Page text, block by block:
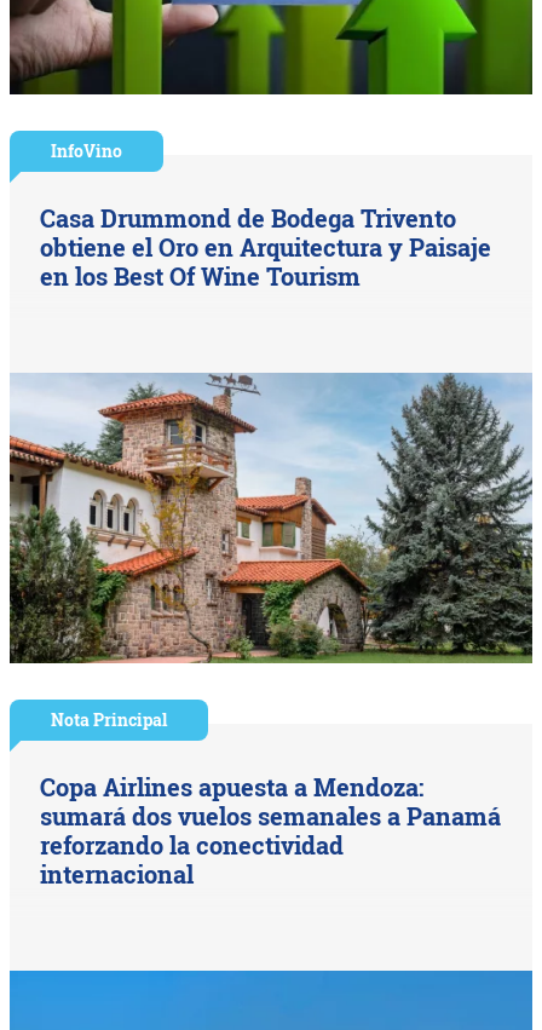
InfoVino
Casa Drummond de Bodega Trivento
obtiene el Oro en Arquitectura y Paisaje
en los Best Of Wine Tourism
Nota Principal
Copa Airlines apuesta a Mendoza:
sumará dos vuelos semanales a Panamá
reforzando la conectividad
internacional